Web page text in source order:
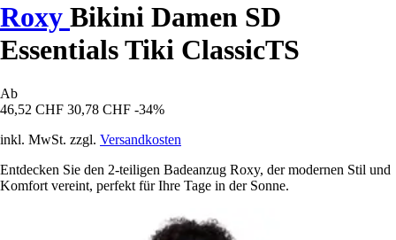
Roxy Bikini Damen SD
Essentials Tiki ClassicTS
Ab
46,52 CHF 30,78 CHF -34%
inkl. MwSt. zzgl. Versandkosten
Entdecken Sie den 2-teiligen Badeanzug Roxy, der modernen Stil und
Komfort vereint, perfekt für Ihre Tage in der Sonne.